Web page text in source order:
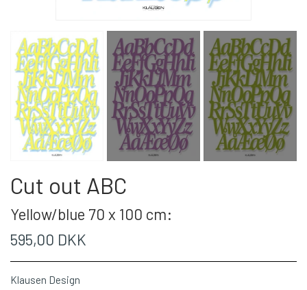
Cut out ABC
Yellow/blue 70 x 100 cm:
595,00 DKK
Klausen Design